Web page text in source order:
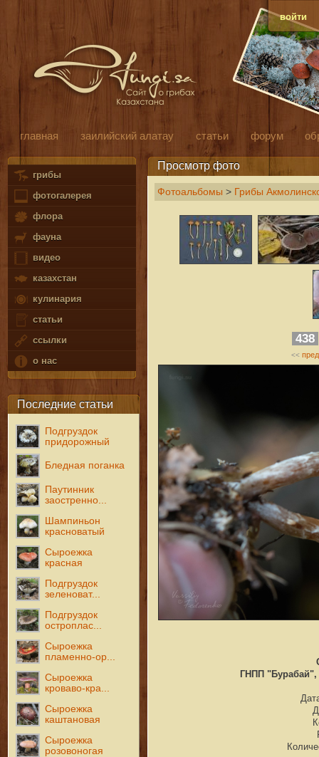
войти
главная заилийский алатау статьи форум
грибы
фотогалерея
флора
фауна
видео
казахстан
кулинария
статьи
ссылки
о нас
Последние статьи
Подгруздок
придорожный
Бледная поганка
Паутинник
заостренно...
Шампиньон
красноватый
Сыроежка
красная
Подгруздок
зеленоват...
Подгруздок
остроплас...
Сыроежка
пламенно-ор...
Сыроежка
кроваво-кра...
Сыроежка
каштановая
Сыроежка
розовоногая
Просмотр фото
Фотоальбомы > Грибы
438
<<
ГНПП "Бурабай",